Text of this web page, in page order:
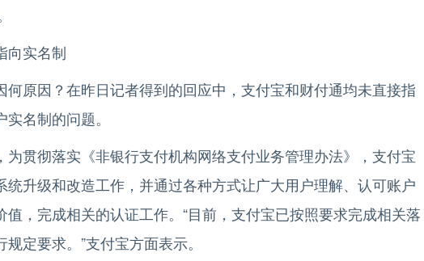
实名制
原因？在昨日记者得到的回应中，支付宝和财付通均未直接指
名制的问题。
贯彻落实《非银行支付机构网络支付业务管理办法》，支付宝
升级和改造工作，并通过各种方式让广大用户理解、认可账户
，完成相关的认证工作。“目前，支付宝已按照要求完成相关落
定要求。”支付宝方面表示。